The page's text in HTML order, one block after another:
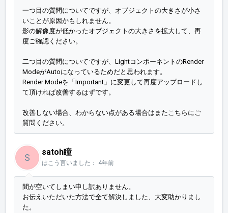
一つ目の質問についてですが、オブジェクトの大きさが小さ
いことが原因かもしれません。
影の解像度が低かったオブジェクトの大きさを拡大して、再
度ご確認ください。
二つ目の質問についてですが、LightコンポーネントのRender
ModeがAutoになっているためだと思われます。
Render Modeを「 Important」に変更して再度アップロードし
て頂ければ改善するはずです。
改善しない場合、わからない点がある場合はまたこちらにご
質問ください。
S
satoh瞳
はこう言いました： 4年前
間が空いてしまい申し訳ありません。
お伝えいただいた方法で全て解決しました、大変助かりまし
た。